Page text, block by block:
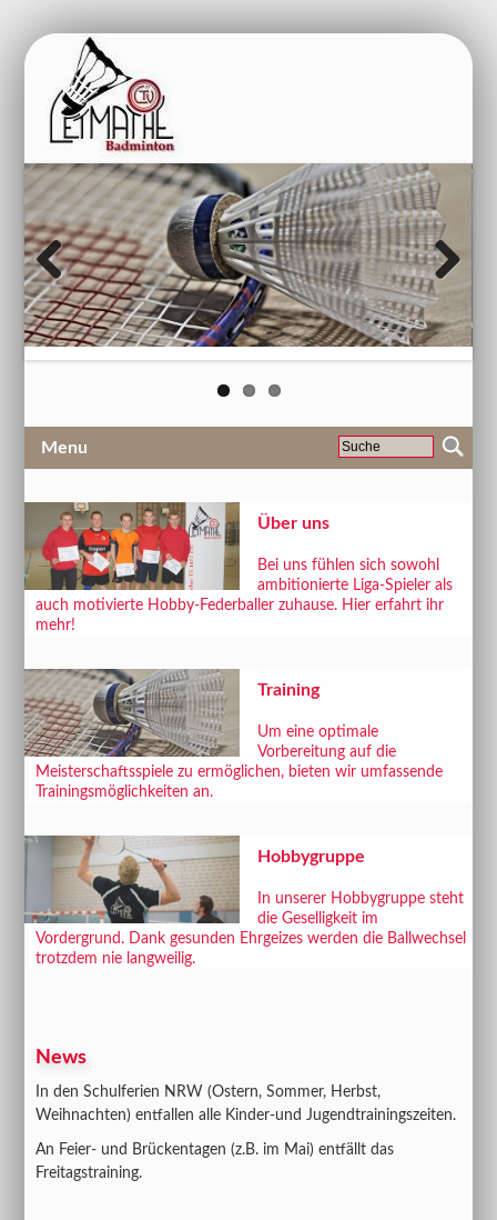
Previous Next
Menu
Über uns
Bei uns fühlen sich sowohl
ambitionierte Liga-Spieler als
auch motivierte Hobby-Federballer zuhause. Hier erfahrt ihr
mehr!
Training
Um eine optimale
Vorbereitung auf die
Meisterschaftsspiele zu ermöglichen, bieten wir umfassende
Trainingsmöglichkeiten an.
Hobbygruppe
In unserer Hobbygruppe steht
die Geselligkeit im
Vordergrund. Dank gesunden Ehrgeizes werden die Ballwechsel
trotzdem nie langweilig.
News
In den Schulferien NRW (Ostern, Sommer, Herbst,
Weihnachten) entfallen alle Kinder-und Jugendtrainingszeiten.
An Feier- und Brückentagen (z.B. im Mai) entfällt das
Freitagstraining.